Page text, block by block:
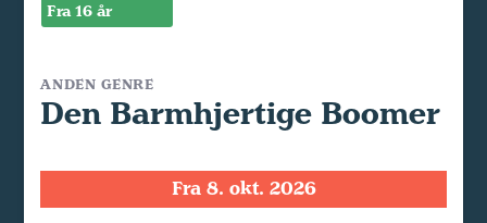
Fra 16 år
ANDEN GENRE
Den Barmhjertige Boomer
Fra 8. okt. 2026